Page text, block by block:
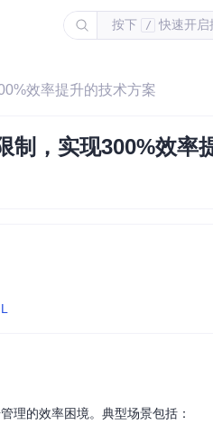
按下 / 快速开启
效率提升的技术方案
制，实现300%效率
理的效率困境。典型场景包括：